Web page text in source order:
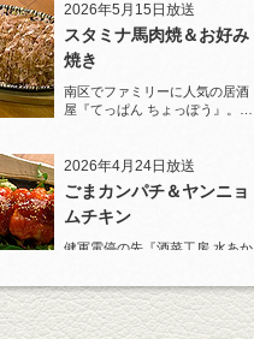
2026年5月15日放送
スタミナ馬肉焼＆お好み
焼き
南区でファミリーに人気の居酒
屋『てっぱん ちょっぽう』。王
2026年4月24日放送
ごまカンパチ＆ヤンニョ
ムチキン
健軍電停の先『酒菜工房 水あか
杯！まずは『ごまカンパチ』を
肴に。
2026年4月3日放送